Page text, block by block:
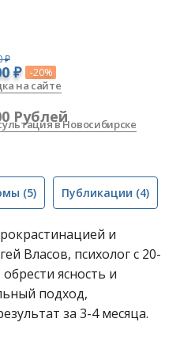
₽
₽ -20%
на сайте
Рублейв Новосибирске
(5) Публикации (4)
и
Власов, психолог с 20-
ясность и
подход,
за 3-4 месяца.